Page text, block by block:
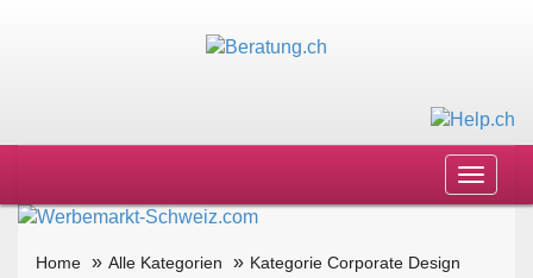
Toggle
Home Alle Kategorien Kategorie Corporate Design